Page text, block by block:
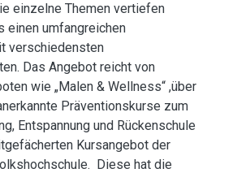
einzelne Themen vertiefen
einen umfangreichen
verschiedensten
Das Angebot reicht von
wie „Malen & Wellness“ ,über
Präventionskurse zum
Entspannung und Rückenschule
Kursangebot der
Diese hat die